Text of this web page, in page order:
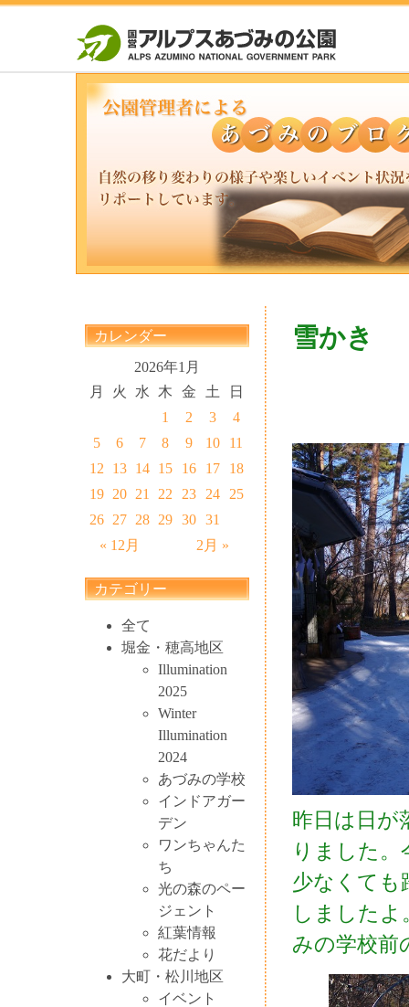
カレンダー
2026年1月
月
火 水 木 金 土 日
« 12月 2月 »
1 2 3
4
5
6 7 8 9 10
11
12
13 14 15 16 17
18
19 20 21 22 23 24
25
26 27 28 29 30 31
カテゴリー
全て
堀金・穂高地区
Illumination
2025
Winter
Illumination
2024
あづみの学校
インドアガー
デン
ワンちゃんた
ち
光の森のペー
ジェント
紅葉情報
花だより
大町・松川地区
イベント
雪かき
昨日は日が
りました
少なくても
しました
みの学校前